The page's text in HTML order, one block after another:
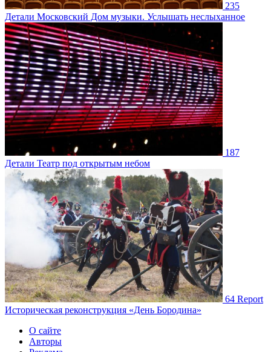
235
Детали Московский Дом музыки. Услышать неслыханное
187
Детали Театр под открытым небом
64 Report
Историческая реконструкция «День Бородина»
О сайте
Авторы